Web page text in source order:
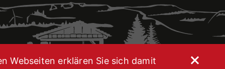
Webseiten erklären Sie sich damit